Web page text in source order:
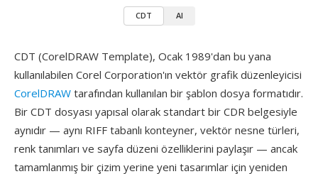
CDT AI
CDT (CorelDRAW Template), Ocak 1989'dan bu yana
kullanılabilen Corel Corporation'ın vektör grafik düzenleyicisi
CorelDRAW tarafından kullanılan bir şablon dosya formatıdır.
Bir CDT dosyası yapısal olarak standart bir CDR belgesiyle
aynıdır — aynı RIFF tabanlı konteyner, vektör nesne türleri,
renk tanımları ve sayfa düzeni özelliklerini paylaşır — ancak
tamamlanmış bir çizim yerine yeni tasarımlar için yeniden